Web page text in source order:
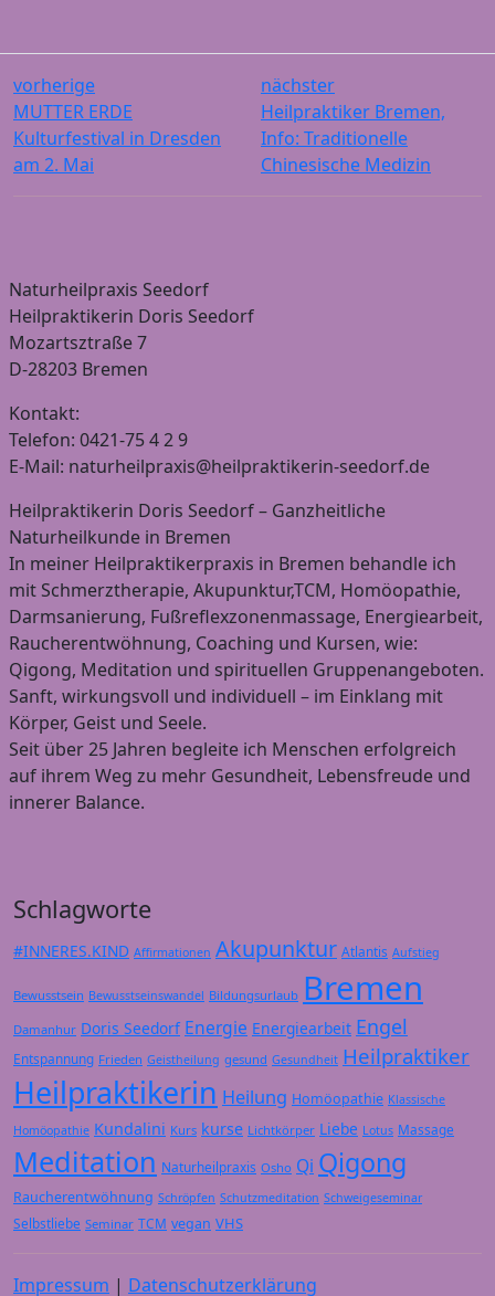
vorherige
MUTTER ERDE
Kulturfestival in Dresden
am 2. Mai
nächster
Heilpraktiker Bremen,
Info: Traditionelle
Chinesische Medizin
Naturheilpraxis Seedorf
Heilpraktikerin Doris Seedorf
Mozartsztraße 7
D-28203 Bremen
Kontakt:
Telefon: 0421-75 4 2 9
E-Mail: naturheilpraxis@heilpraktikerin-seedorf.de
Heilpraktikerin Doris Seedorf – Ganzheitliche
Naturheilkunde in Bremen
In meiner Heilpraktikerpraxis in Bremen behandle ich
mit Schmerztherapie, Akupunktur,TCM, Homöopathie,
Darmsanierung, Fußreflexzonenmassage, Energiearbeit,
Raucherentwöhnung, Coaching und Kursen, wie:
Qigong, Meditation und spirituellen Gruppenangeboten.
Sanft, wirkungsvoll und individuell – im Einklang mit
Körper, Geist und Seele.
Seit über 25 Jahren begleite ich Menschen erfolgreich
auf ihrem Weg zu mehr Gesundheit, Lebensfreude und
innerer Balance.
Schlagworte
#INNERES.KIND Affirmationen Akupunktur Atlantis Aufstieg
Bewusstsein Bewusstseinswandel Bildungsurlaub Bremen
Damanhur Doris Seedorf Energie Energiearbeit Engel
Entspannung Frieden Geistheilung gesund Gesundheit Heilpraktiker
Heilpraktikerin Heilung Homöopathie Klassische
Homöopathie Kundalini Kurs kurse Lichtkörper Liebe Lotus Massage
Meditation Naturheilpraxis Osho Qi Qigong
Raucherentwöhnung Schröpfen Schutzmeditation Schweigeseminar
Selbstliebe Seminar TCM vegan VHS
Impressum | Datenschutzerklärung